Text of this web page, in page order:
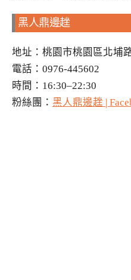
黑人鼎邊趖
地址：桃園市桃園區北埔
電話：0976-445602
時間：16:30–22:30
粉絲團： 黑人鼎邊趖 |